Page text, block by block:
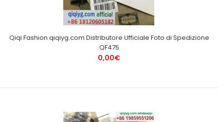
Qiqi Fashion qiqiyg.com Distributore Ufficiale Foto di Spedizione
QF475
0,00€